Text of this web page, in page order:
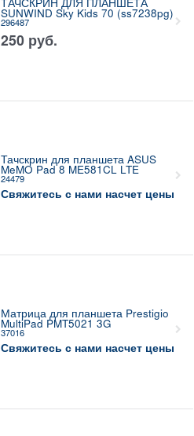
SUNWIND Sky Kids 70 (ss7238pg)
296487
250 руб.
Тачскрин для планшета ASUS
MeMO Pad 8 ME581CL LTE
24479
Свяжитесь с нами насчет цены
Матрица для планшета Prestigio
MultiPad PMT5021 3G
37016
Свяжитесь с нами насчет цены